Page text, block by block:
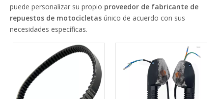
puede personalizar su propio proveedor de fabricante de
repuestos de motocicletas único de acuerdo con sus
necesidades específicas.